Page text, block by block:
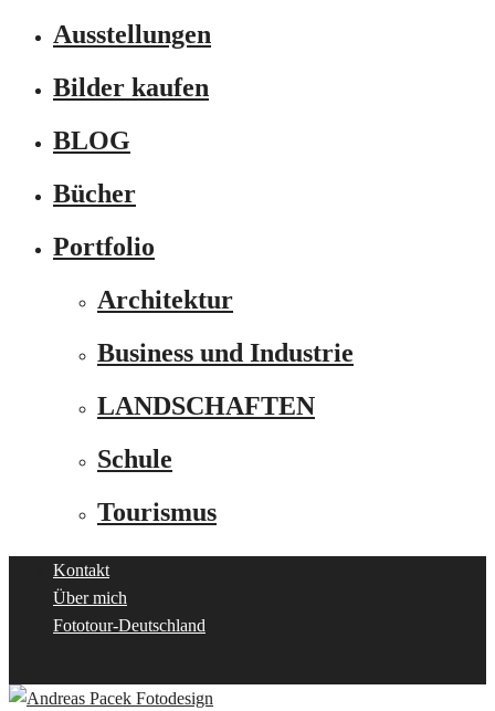
Ausstellungen
Bilder kaufen
BLOG
Bücher
Portfolio
Architektur
Business und Industrie
LANDSCHAFTEN
Schule
Tourismus
Kontakt
Über mich
Fototour-Deutschland